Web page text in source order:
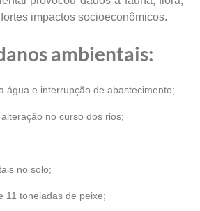
impactos socioeconômicos.
ambientais:
água e interrupção de abastecimento;
no curso dos rios;
no solo;
11 toneladas de peixe;